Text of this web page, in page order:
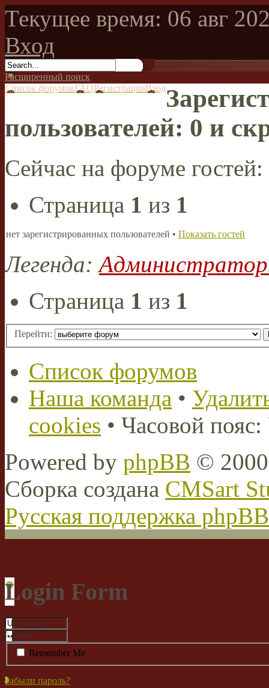
Текущее время: 06 авг
Вход
Расширенный поиск
Список форумовFAQРегистрацияВход
пользователей: 0 и
Сейчас на форуме
Страница 1 из 1
нет зарегистрированных пользователей • Показать гостей
Легенда:
Страница 1 из 1
Перейти:
Список форумов
Наша команда •
cookies • Часовой
Powered by phpBB ©
Сборка создана CMSart
Русская поддержка phpBB
Login Form
Remember Me
Забыли пароль?